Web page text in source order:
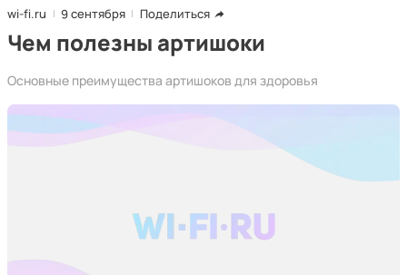
wi-fi.ru 9 сентября Поделиться
Чем полезны артишоки
Основные преимущества артишоков для здоровья